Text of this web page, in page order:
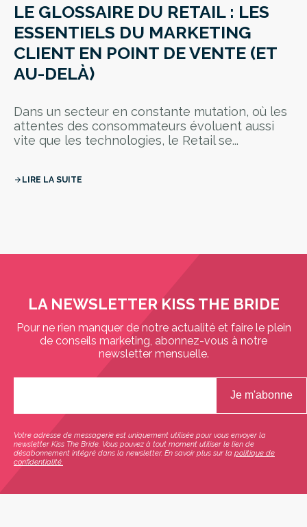
LE GLOSSAIRE DU RETAIL : LES
ESSENTIELS DU MARKETING
CLIENT EN POINT DE VENTE (ET
AU-DELÀ)
Dans un secteur en constante mutation, où les
attentes des consommateurs évoluent aussi
vite que les technologies, le Retail se...
arrow_forward LIRE LA SUITE
LA NEWSLETTER KISS THE BRIDE
Pour ne rien manquer de notre actualité et faire le plein
de conseils marketing, abonnez-vous à notre
newsletter mensuelle.
Votre adresse de messagerie est uniquement utilisée pour vous envoyer la
newsletter Kiss The Bride. Vous pouvez à tout moment utiliser le lien de
désabonnement intégré dans la newsletter. En savoir plus sur la politique de
confidentialité.